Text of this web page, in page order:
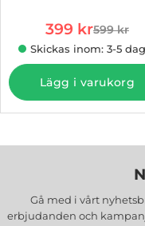
rea pris
399 krtidigare
599 kr
Skickas inom: 3-5
Lägg i varukorg
Gå med i vårt
erbjudanden och